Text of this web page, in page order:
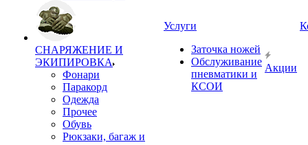
СНАРЯЖЕНИЕ И
ЭКИПИРОВКА
Фонари
Паракорд
Одежда
Прочее
Обувь
Рюкзаки, багаж и
Услуги
Заточка ножей
Обслуживание
пневматики и
КСОИ
Акции